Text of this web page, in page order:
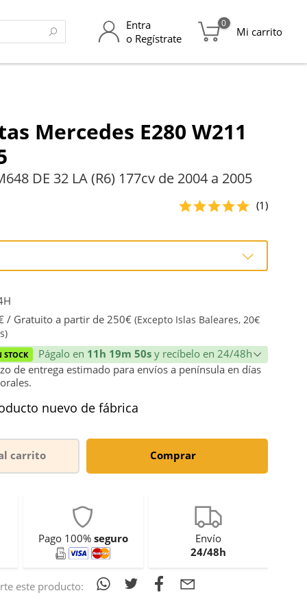
Entra
o Regístrate
0
Mi carrito
Mercedes E280 W211
DE 32 LA (R6) 177cv de 2004 a 2005
(1)
/ Gratuito a partir de 250€ (Excepto Islas Baleares, 20€
STOCK Págalo en 11h 19m 50s y recíbelo en 24/48h
de entrega estimado para envíos a península en días
nuevo de fábrica
carrito Comprar
Pago 100% seguro
Envío
24/48h
este producto: